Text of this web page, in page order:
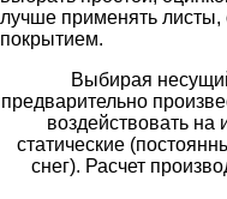
лучше применять
покрытием.
Выбирая
предварительно
воздействовать
статические
снег). Расчет